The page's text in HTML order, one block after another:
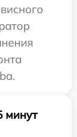
минут